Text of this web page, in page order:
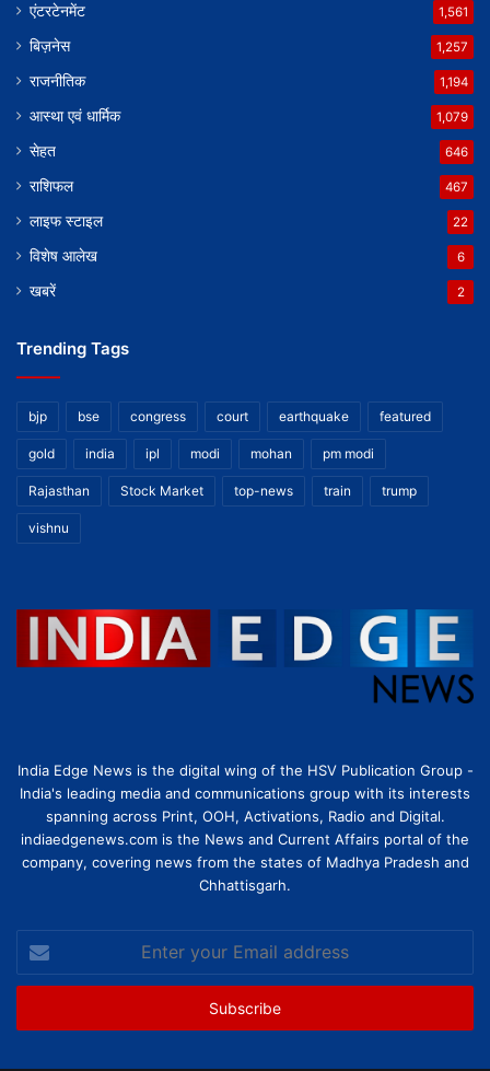
एंटरटेनमेंट 1,561
बिज़नेस 1,257
राजनीतिक 1,194
आस्था एवं धार्मिक 1,079
सेहत 646
राशिफल 467
लाइफ स्टाइल 22
विशेष आलेख 6
खबरें 2
Trending Tags
bjp bse congress court earthquake featured
gold india ipl modi mohan pm modi
Rajasthan Stock Market top-news train trump
vishnu
India Edge News is the digital wing of the HSV Publication Group -
India's leading media and communications group with its interests
spanning across Print, OOH, Activations, Radio and Digital.
indiaedgenews.com is the News and Current Affairs portal of the
company, covering news from the states of Madhya Pradesh and
Chhattisgarh.
your
Email